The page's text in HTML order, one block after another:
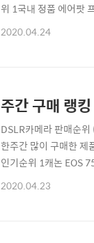
위 1국내 정품 에어팟
한민국네이버페이가
2020.04.24
주간 구매 랭
DSLR카메라 판매순
한주간 많이 구매한 제
인기순위 1캐논 EOS
포함)1,260,900원무
2020.04.23